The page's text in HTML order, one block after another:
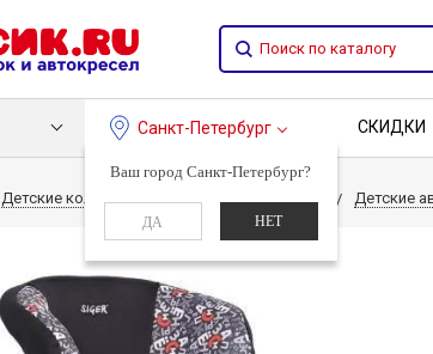
Санкт-Петербург
Ваш город Санкт-Петербург?
ДА НЕТ
СКИДКИ
Детские коляски Детские автокресла Детские